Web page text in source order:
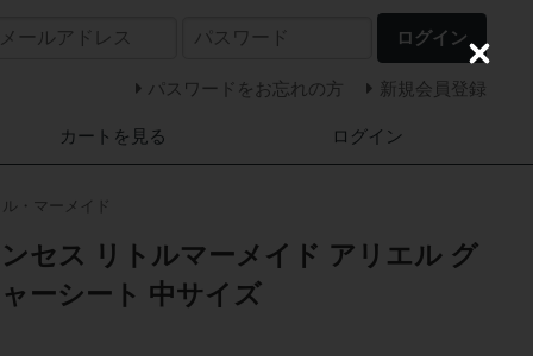
ログイン
パスワードをお忘れの方 新規会員登録
カートを見る ログイン
ル・マーメイド
セス リトルマーメイド アリエル グ
ーシート 中サイズ
C
l
o